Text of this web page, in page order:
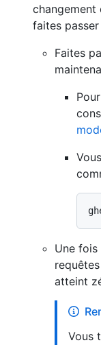
changement
faites
Faites
Une fois
atteint
Vous